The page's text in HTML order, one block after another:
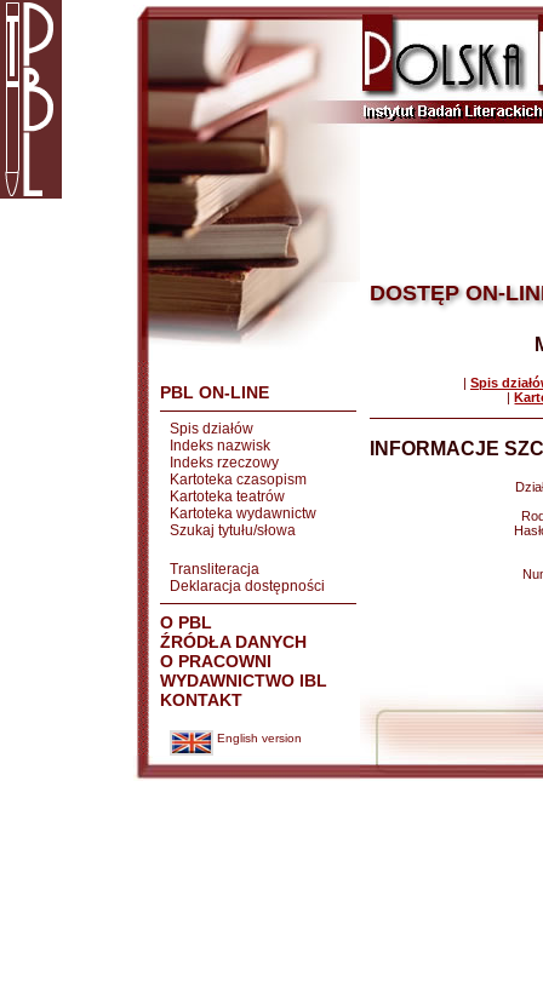
PBL ON-LINE
Spis działów
Indeks nazwisk
Indeks rzeczowy
Kartoteka czasopism
Kartoteka teatrów
Kartoteka wydawnictw
Szukaj tytułu/słowa
Transliteracja
Deklaracja dostępności
O PBL
ŹRÓDŁA DANYCH
O PRACOWNI
WYDAWNICTWO IBL
KONTAKT
English version
DOSTĘP ON-
| Spis
|
INFORMACJE